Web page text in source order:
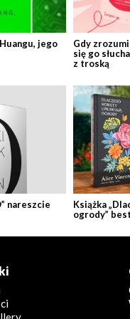
jego
Gdy
się go
z troską
nareszcie
Książka
ogrody”